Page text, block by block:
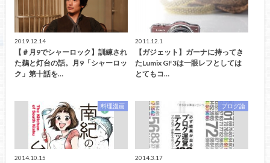
2019.12.14
【＃月9でシャーロック】訓練され
た鵜と灯台の話。月9「シャーロッ
ク」第十話を…
2011.12.1
【ガジェット】ガーナに持ってき
たLumix GF3は一眼レフとしては
とてもコ…
料理漫画
2014.10.15
ブログ論
2014.3.17